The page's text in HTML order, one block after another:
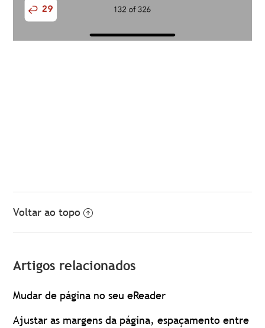
Voltar ao topo
Artigos relacionados
Mudar de página no seu eReader
Ajustar as margens da página, espaçamento entre